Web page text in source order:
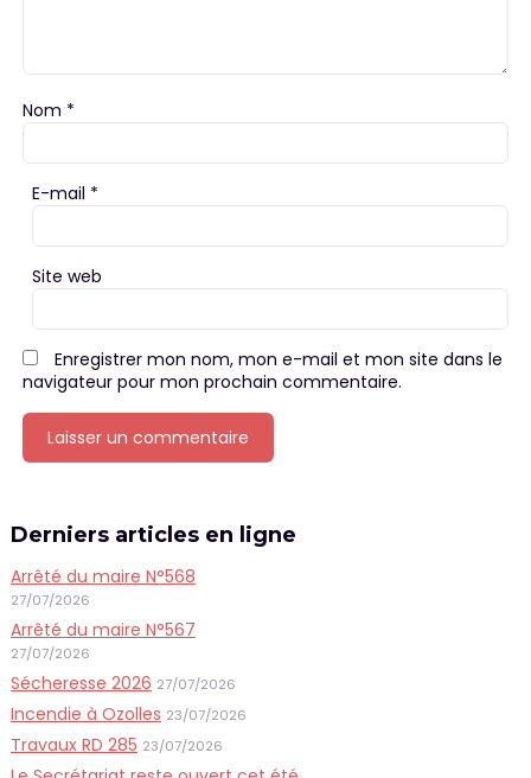
Nom *
E-mail *
Site web
Enregistrer mon nom, mon e-mail et mon site dans le
navigateur pour mon prochain commentaire.
Derniers articles en ligne
Arrêté du maire N°568
27/07/2026
Arrêté du maire N°567
27/07/2026
Sécheresse 2026 27/07/2026
Incendie à Ozolles 23/07/2026
Travaux RD 285 23/07/2026